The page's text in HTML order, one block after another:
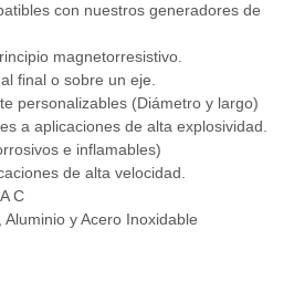
con nuestros generadores de
magnetorresistivo.
final o sobre un eje.
personalizables (Diámetro y largo)
a aplicaciones de alta explosividad.
e inflamables)
de alta velocidad.
C
y Acero Inoxidable